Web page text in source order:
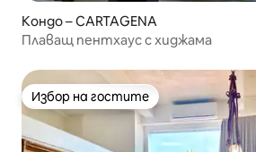
Кондо – CARTAGENA
Плаващ пентхаус с хиджама
Избор на гостите
Избор на гостите